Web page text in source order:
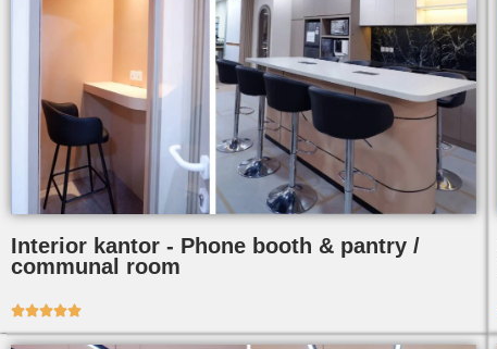
Interior kantor - Phone booth & pantry /
communal room
